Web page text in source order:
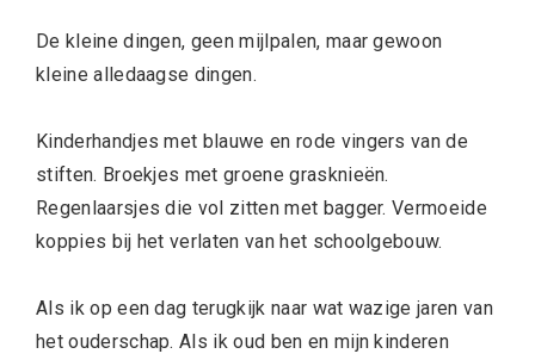
De kleine dingen, geen mijlpalen, maar gewoon
kleine alledaagse dingen.
Kinderhandjes met blauwe en rode vingers van de
stiften. Broekjes met groene grasknieën.
Regenlaarsjes die vol zitten met bagger. Vermoeide
koppies bij het verlaten van het schoolgebouw.
Als ik op een dag terugkijk naar wat wazige jaren van
het ouderschap. Als ik oud ben en mijn kinderen